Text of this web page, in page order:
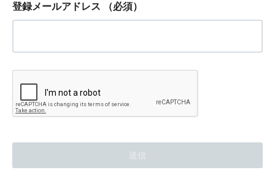
登録メールアドレス （必須）